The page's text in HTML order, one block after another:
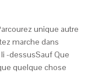
unique autre
marche dans
-dessusSauf Que
quelque chose